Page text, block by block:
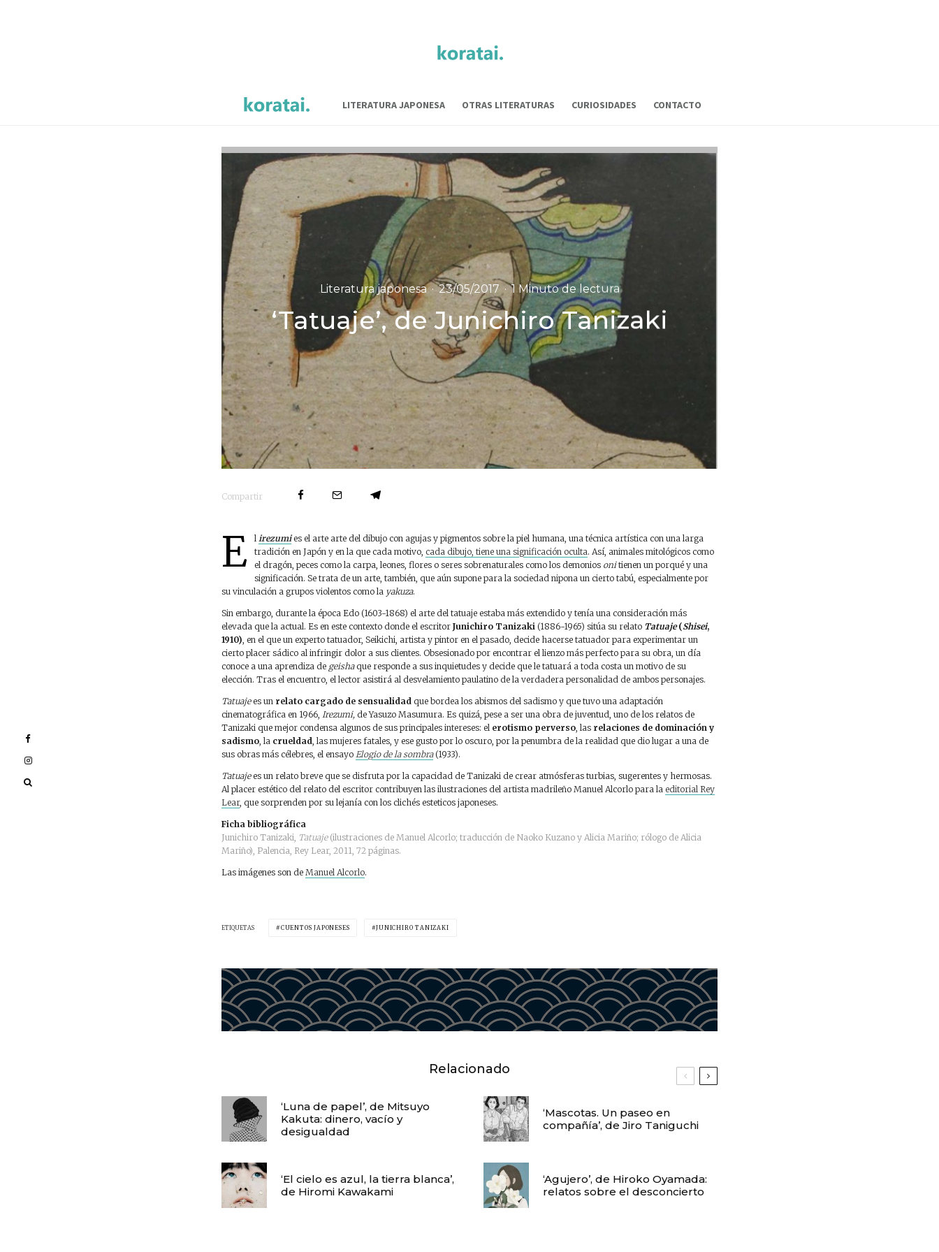
LITERATURA JAPONESA OTRAS LITERATURAS CURIOSIDADES CONTACTO
Literatura japonesa · 23/05/2017 · 1 Minuto de lectura
‘Tatuaje’, de Junichiro Tanizaki
Compartir
E l irezumies el arte arte del dibujo con agujas y pigmentos sobre la piel humana, una técnica artística con una larga
tradición en Japón y en la que cada motivo, cada dibujo, tiene una significación oculta. Así, animales mitológicos como
el dragón, peces como la carpa, leones, flores o seres sobrenaturales como los demonios onitienen un porqué y una
significación. Se trata de un arte, también, que aún supone para la sociedad nipona un cierto tabú, especialmente por
su vinculación a grupos violentos como la yakuza.
Sin embargo, durante la época Edo (1603-1868) el arte del tatuaje estaba más extendido y tenía una consideración más
elevada que la actual. Es en este contexto donde el escritor Junichiro Tanizaki (1886-1965) sitúa su relato Tatuaje(Shisei,
1910), en el que un experto tatuador, Seikichi, artista y pintor en el pasado, decide hacerse tatuador para experimentar un
cierto placer sádico al infringir dolor a sus clientes. Obsesionado por encontrar el lienzo más perfecto para su obra, un día
conoce a una aprendiza de geishaque responde a sus inquietudes y decide que le tatuará a toda costa un motivo de su
elección. Tras el encuentro, el lector asistirá al desvelamiento paulatino de la verdadera personalidad de ambos personajes.
Tatuajees un relato cargado de sensualidad que bordea los abismos del sadismo y que tuvo una adaptación
cinematográfica en 1966, Irezumi, de Yasuzo Masumura. Es quizá, pese a ser una obra de juventud, uno de los relatos de
Tanizaki que mejor condensa algunos de sus principales intereses: el erotismo perverso, las relaciones de dominación y
sadismo, la crueldad, las mujeres fatales, y ese gusto por lo oscuro, por la penumbra de la realidad que dio lugar a una de
sus obras más célebres, el ensayo Elogio de la sombra(1933).
Tatuajees un relato breve que se disfruta por la capacidad de Tanizaki de crear atmósferas turbias, sugerentes y hermosas.
Al placer estético del relato del escritor contribuyen las ilustraciones del artista madrileño Manuel Alcorlo para la editorial Rey
Lear, que sorprenden por su lejanía con los clichés esteticos japoneses.
Ficha bibliográfica
Junichiro Tanizaki, Tatuaje(ilustraciones de Manuel Alcorlo; traducción de Naoko Kuzano y Alicia Mariño; rólogo de Alicia
Mariño), Palencia, Rey Lear, 2011, 72 páginas.
Las imágenes son de Manuel Alcorlo.
ETIQUETAS CUENTOS JAPONESES JUNICHIRO TANIZAKI
Relacionado
‘Luna de papel’, de Mitsuyo
Kakuta: dinero, vacío y
desigualdad
‘Mascotas. Un paseo en
compañía’, de Jiro Taniguchi
‘El cielo es azul, la tierra blanca’,
de Hiromi Kawakami
‘Agujero’, de Hiroko Oyamada:
relatos sobre el desconcierto